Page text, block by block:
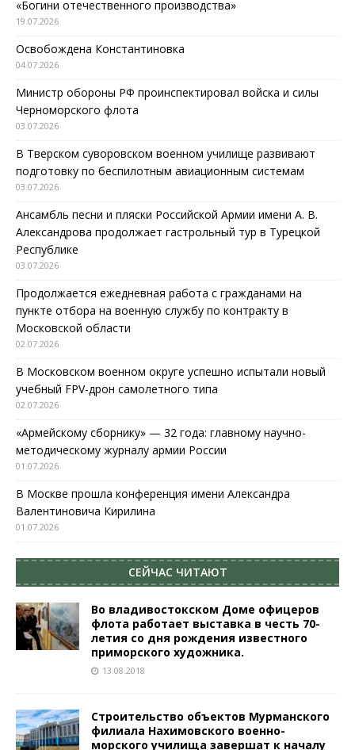
«Богини отечественного производства»
19.07.2026
Освобождена Константиновка
04.07.2026
Министр обороны РФ проинспектировал войска и силы
Черноморского флота
03.07.2026
В Тверском суворовском военном училище развивают
подготовку по беспилотным авиационным системам
03.07.2026
Ансамбль песни и пляски Российской Армии имени А. В.
Александрова продолжает гастрольный тур в Турецкой
Республике
03.07.2026
Продолжается ежедневная работа с гражданами на
пункте отбора на военную службу по контракту в
Московской области
02.07.2026
В Московском военном округе успешно испытали новый
учебный FPV-дрон самолетного типа
02.07.2026
«Армейскому сборнику» — 32 года: главному научно-
методическому журналу армии России
01.07.2026
В Москве прошла конференция имени Александра
Валентиновича Кирилина
01.07.2026
СЕЙЧАС ЧИТАЮТ
Во владивостокском Доме офицеров
флота работает выставка в честь 70-
летия со дня рождения известного
приморского художника.
13.08.2018
Строительство объектов Мурманского
филиала Нахимовского военно-
морского училища завершат к началу